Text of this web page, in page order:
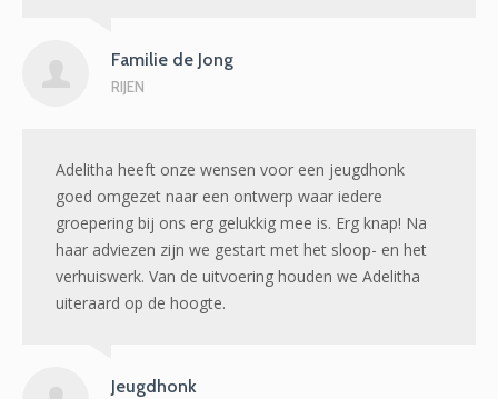
Familie de Jong
RIJEN
Adelitha heeft onze wensen voor een jeugdhonk
goed omgezet naar een ontwerp waar iedere
groepering bij ons erg gelukkig mee is. Erg knap! Na
haar adviezen zijn we gestart met het sloop- en het
verhuiswerk. Van de uitvoering houden we Adelitha
uiteraard op de hoogte.
Jeugdhonk